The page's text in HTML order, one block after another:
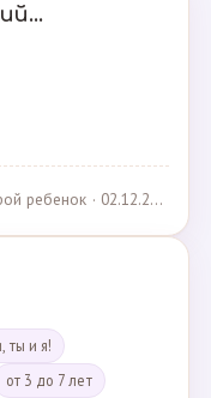
ребенок · 02.12.2023
ты и я!
от 3 до 7 лет